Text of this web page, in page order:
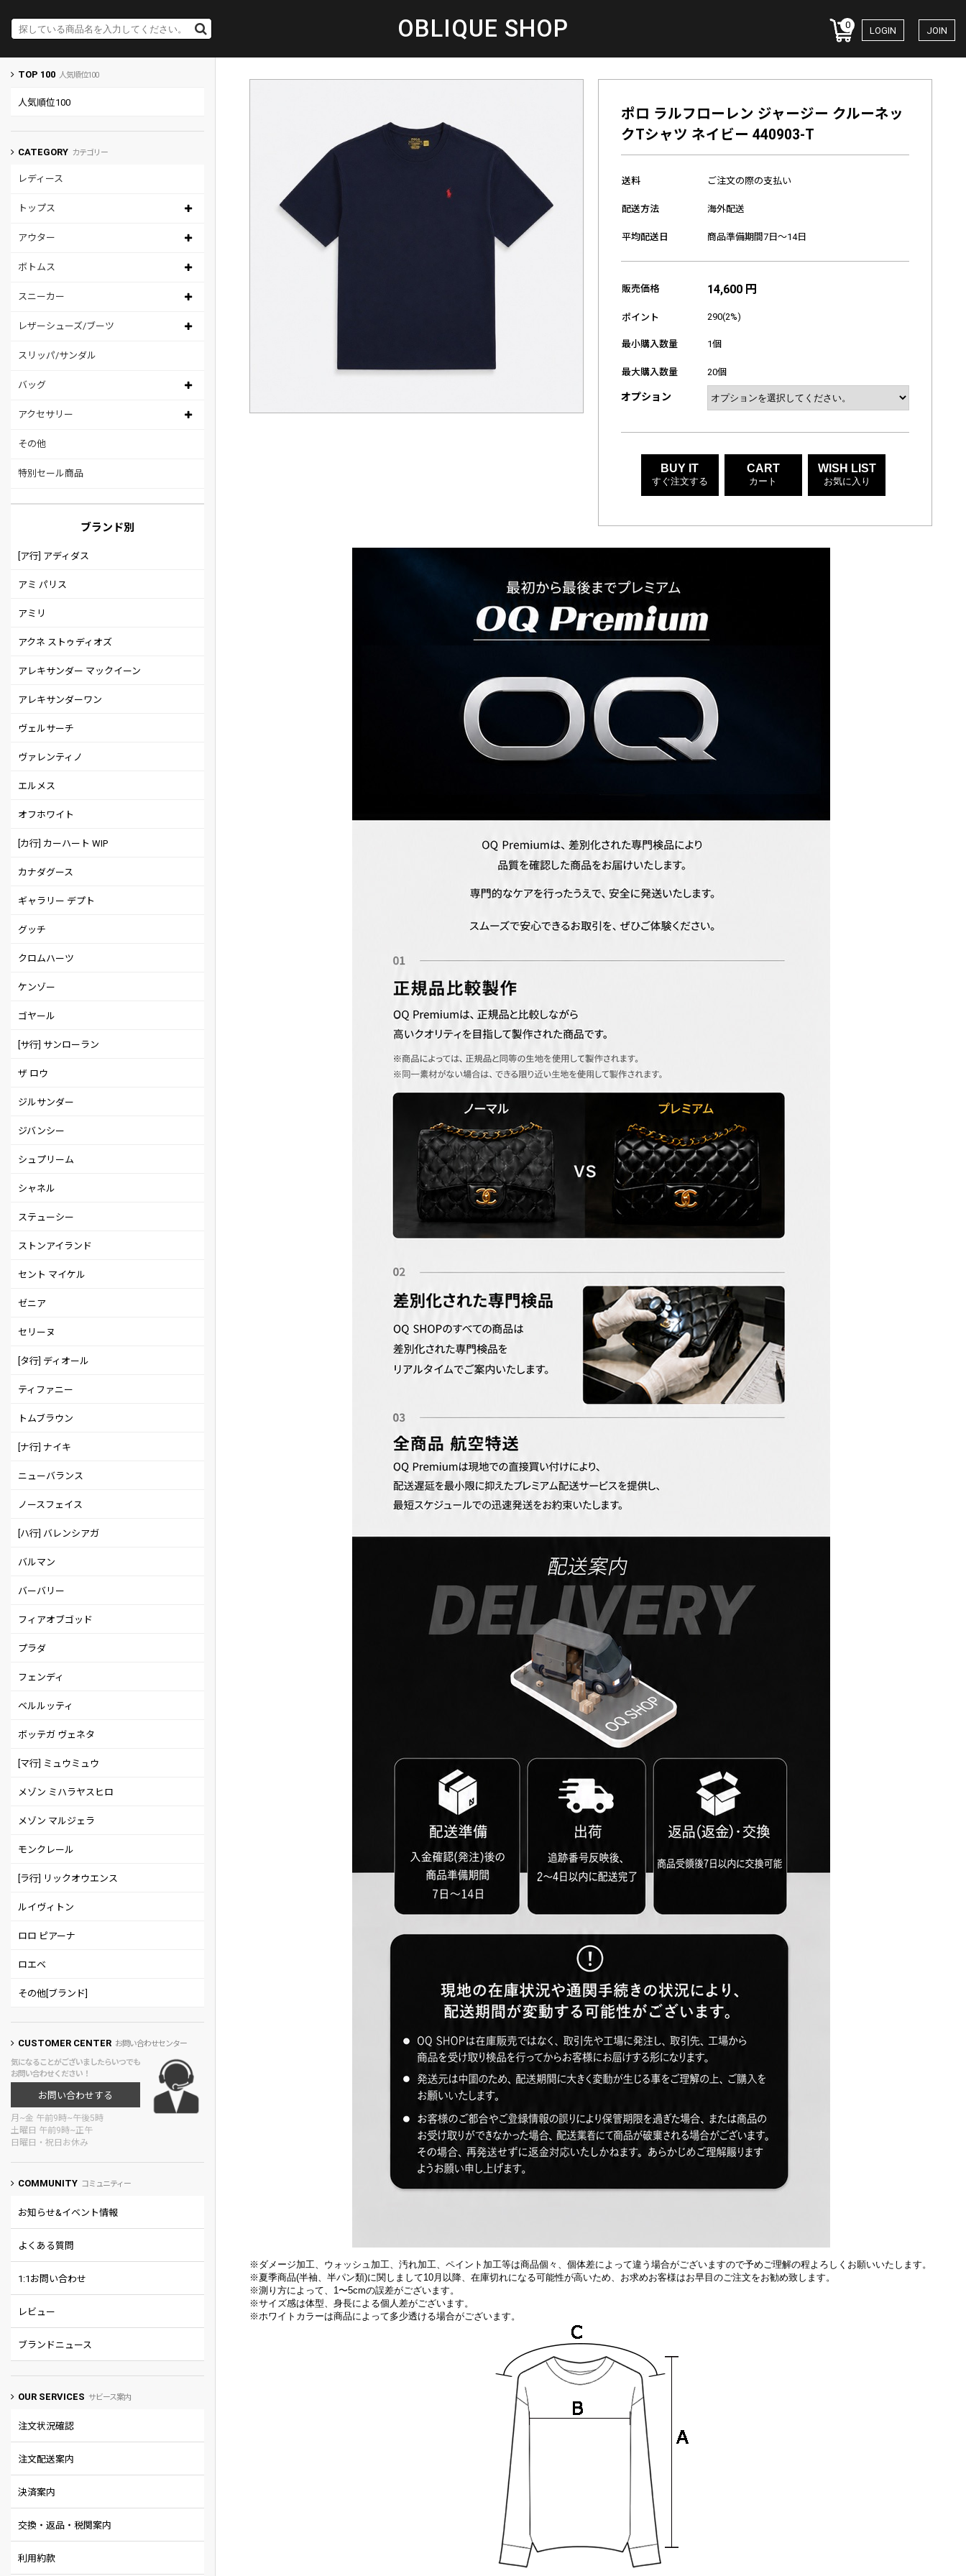
OBLIQUE SHOP 0
LOGIN JOIN
TOP 100 人気順位100
人気順位100
CATEGORY カテゴリー
レディース
トップス
アウター
ボトムス
スニーカー
レザーシューズ/ブーツ
スリッパ/サンダル
バッグ
アクセサリー
その他
特別セール商品
ブランド別
[ア行] アディダス
アミ パリス
アミリ
アクネ ストゥディオズ
アレキサンダー マックイーン
アレキサンダーワン
ヴェルサーチ
ヴァレンティノ
エルメス
オフホワイト
[カ行] カーハート WIP
カナダグース
ギャラリー デプト
グッチ
クロムハーツ
ケンゾー
ゴヤール
[サ行] サンローラン
ザ ロウ
ジルサンダー
ジバンシー
シュプリーム
シャネル
ステューシー
ストンアイランド
セント マイケル
ゼニア
セリーヌ
[タ行] ディオール
ティファニー
トムブラウン
[ナ行] ナイキ
ニューバランス
ノースフェイス
[ハ行] バレンシアガ
バルマン
バーバリー
フィアオブゴッド
プラダ
フェンディ
ベルルッティ
ボッテガ ヴェネタ
[マ行] ミュウミュウ
メゾン ミハラヤスヒロ
メゾン マルジェラ
モンクレール
[ラ行] リックオウエンス
ルイヴィトン
ロロ ピアーナ
ロエベ
その他[ブランド]
CUSTOMER CENTER お問い合わせセンター
気になることがございましたらいつでも
お問い合わせください！
お問い合わせする
月~金 午前9時~午後5時
土曜日 午前9時~正午
日曜日・祝日お休み
COMMUNITY コミュニティー
お知らせ&イベント情報
よくある質問
1:1お問い合わせ
レビュー
ブランドニュース
OUR SERVICES サビース案内
注文状況確認
注文配送案内
決済案内
交換・返品・税関案内
利用約款
ポロ ラルフローレン ジャージー クルーネッ
クTシャツ ネイビー 440903-T
送料 ご注文の際の支払い
配送方法 海外配送
平均配送日 商品準備期間7日～14日
販売価格 14,600 円
ポイント 290(2%)
最小購入数量 1個
最大購入数量 20個
オプション
BUY IT
すぐ注文する
CART
カート
WISH LIST
お気に入り
※ダメージ加工、ウォッシュ加工、汚れ加工、ペイント加工等は商品個々、個体差によって違う場合がございますので予めご理解の程よろしくお願いいたします。
※ 夏季商品(半袖、半パン類)に関しまして10月以降、在庫切れになる可能性が高いため、お求めお客様はお早目のご注文をお勧め致します。
※測り方によって、1〜5cmの誤差がございます。
※サイズ感は体型、身長による個人差がございます。
※ホワイトカラーは商品によって多少透ける場合がございます。